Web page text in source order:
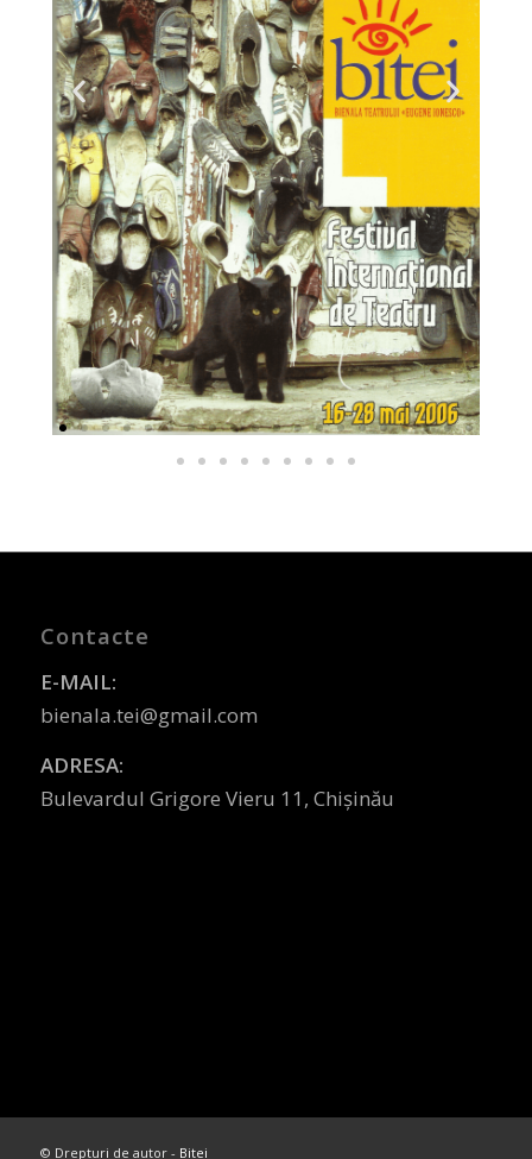
Contacte
E-MAIL:
bienala.tei@gmail.com
ADRESA:
Bulevardul Grigore Vieru 11, Chișinău
© Drepturi de autor - Bitei